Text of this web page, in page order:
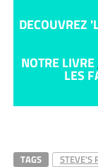
DECOUVREZ
NOTRE LIVRE
LES
TAGS STEVE'S